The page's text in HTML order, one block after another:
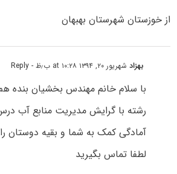
از خوزستان شهرستان بهبهان
بهزادشهریور ۲۰, ۱۳۹۴ at ۱۰:۲۸ ب٫ظ - Reply
با سلام خانم مهندس بخشیان بنده
رشته با گرایش مدیریت منابع آب
آمادگی کمک به شما و بقیه دوستان
لطفا تماس بگیرید